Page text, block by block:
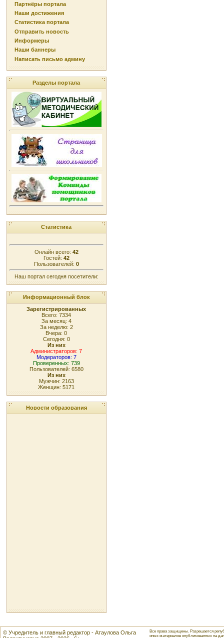
Партнёры портала
Наши достижения
Статистика портала
Отправить новость
Информеры
Наши баннеры
Написать письмо админу
Разделы портала
Статистика
Онлайн всего: 42
Гостей: 42
Пользователей: 0
Наш портал сегодня посетители:
Информационный блок
Зарегистрированных
Всего: 7334
За месяц: 4
За неделю: 2
Вчера: 0
Сегодня: 0
Из них
Администраторов: 7
Модераторов: 7
Проверенных: 739
Пользователей: 6580
Из них
Мужчин: 2163
Женщин: 5171
Новости образования
© Учредитель и главный редактор - Атаулова Ольга
Все права защищены. Разрешается
иных материалов опубликованных на